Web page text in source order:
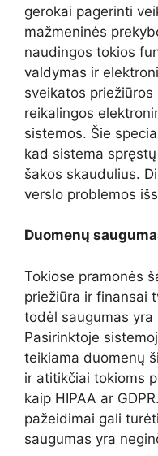
gerokai pagerinti
mažmeninės
naudingos tokios
valdymas ir
sveikatos
reikalingos
sistemos. Šie
kad sistema
šakos skaudulius.
verslo problemos
Duomenų
Tokiose pramonės
priežiūra ir finansai
todėl saugumas
Pasirinktoje
teikiama duomenų
ir atitikčiai tokioms
kaip HIPAA ar
pažeidimai gali
saugumas yra